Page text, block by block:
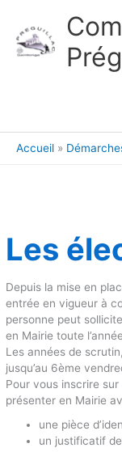
Accueil
Les
Depuis la mise en
entrée en vigueur à
personne peut
en Mairie toute
Les années de
jusqu’au 6ème
Pour vous inscrire
présenter en Mairie
une pièce
un justificatif